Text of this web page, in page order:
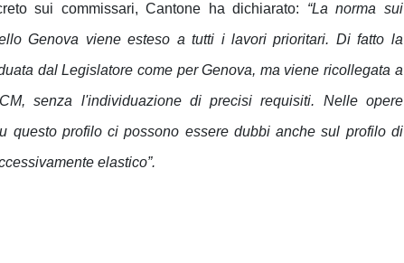
sui commissari, Cantone ha dichiarato: “La norma sui
Genova viene esteso a tutti i lavori prioritari. Di fatto la
dal Legislatore come per Genova, ma viene ricollegata a
senza l'individuazione di precisi requisiti. Nelle opere
questo profilo ci possono essere dubbi anche sul profilo di
elastico”.